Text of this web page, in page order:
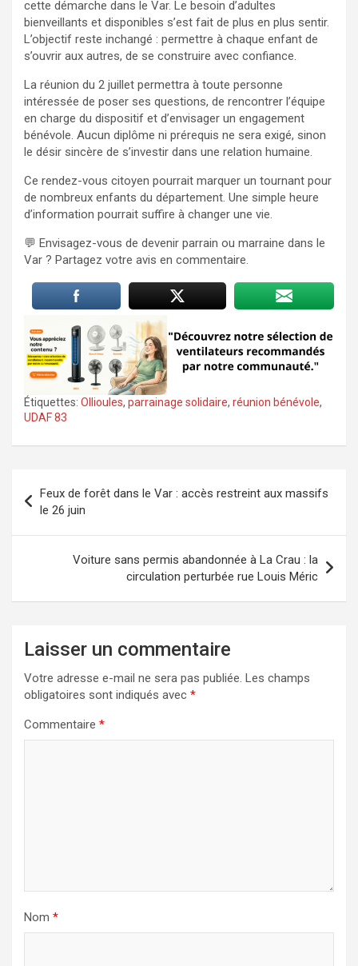
cette démarche dans le Var. Le besoin d’adultes
bienveillants et disponibles s’est fait de plus en plus sentir.
L’objectif reste inchangé : permettre à chaque enfant de
s’ouvrir aux autres, de se construire avec confiance.
La réunion du 2 juillet permettra à toute personne
intéressée de poser ses questions, de rencontrer l’équipe
en charge du dispositif et d’envisager un engagement
bénévole. Aucun diplôme ni prérequis ne sera exigé, sinon
le désir sincère de s’investir dans une relation humaine.
Ce rendez-vous citoyen pourrait marquer un tournant pour
de nombreux enfants du département. Une simple heure
d’information pourrait suffire à changer une vie.
💬 Envisagez-vous de devenir parrain ou marraine dans le
Var ? Partagez votre avis en commentaire.
Étiquettes: Ollioules, parrainage solidaire, réunion bénévole,
UDAF 83
de
l’article
Feux de forêt dans le Var : accès restreint aux massifs
le 26 juin
Voiture sans permis abandonnée à La Crau : la
circulation perturbée rue Louis Méric
Laisser un commentaire
Votre adresse e-mail ne sera pas publiée. Les champs
obligatoires sont indiqués avec *
Commentaire *
Nom *